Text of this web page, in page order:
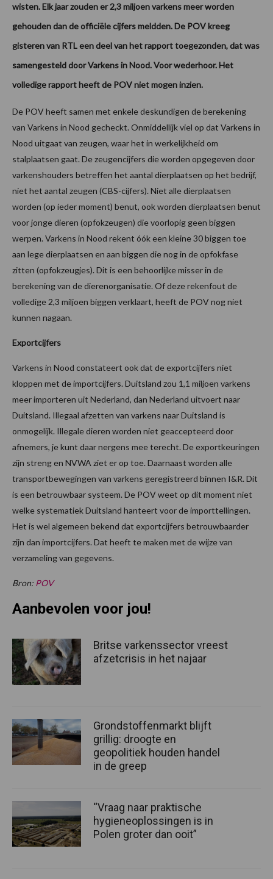
wisten. Elk jaar zouden er 2,3 miljoen varkens meer worden
gehouden dan de officiële cijfers meldden. De POV kreeg
gisteren van RTL een deel van het rapport toegezonden, dat was
samengesteld door Varkens in Nood. Voor wederhoor. Het
volledige rapport heeft de POV niet mogen inzien.
De POV heeft samen met enkele deskundigen de berekening
van Varkens in Nood gecheckt. Onmiddellijk viel op dat Varkens in
Nood uitgaat van zeugen, waar het in werkelijkheid om
stalplaatsen gaat. De zeugencijfers die worden opgegeven door
varkenshouders betreffen het aantal dierplaatsen op het bedrijf,
niet het aantal zeugen (CBS-cijfers). Niet alle dierplaatsen
worden (op ieder moment) benut, ook worden dierplaatsen benut
voor jonge dieren (opfokzeugen) die voorlopig geen biggen
werpen. Varkens in Nood rekent óók een kleine 30 biggen toe
aan lege dierplaatsen en aan biggen die nog in de opfokfase
zitten (opfokzeugjes). Dit is een behoorlijke misser in de
berekening van de dierenorganisatie. Of deze rekenfout de
volledige 2,3 miljoen biggen verklaart, heeft de POV nog niet
kunnen nagaan.
Exportcijfers
Varkens in Nood constateert ook dat de exportcijfers niet
kloppen met de importcijfers. Duitsland zou 1,1 miljoen varkens
meer importeren uit Nederland, dan Nederland uitvoert naar
Duitsland. Illegaal afzetten van varkens naar Duitsland is
onmogelijk. Illegale dieren worden niet geaccepteerd door
afnemers, je kunt daar nergens mee terecht. De exportkeuringen
zijn streng en NVWA ziet er op toe. Daarnaast worden alle
transportbewegingen van varkens geregistreerd binnen I&R. Dit
is een betrouwbaar systeem. De POV weet op dit moment niet
welke systematiek Duitsland hanteert voor de importtellingen.
Het is wel algemeen bekend dat exportcijfers betrouwbaarder
zijn dan importcijfers. Dat heeft te maken met de wijze van
verzameling van gegevens.
Bron: POV
Aanbevolen voor jou!
Britse varkenssector vreest
afzetcrisis in het najaar
Grondstoffenmarkt blijft
grillig: droogte en
geopolitiek houden handel
in de greep
“Vraag naar praktische
hygieneoplossingen is in
Polen groter dan ooit”